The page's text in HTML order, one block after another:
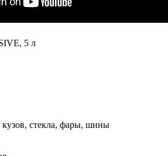
5 л
кузов, стекла, фары, шины